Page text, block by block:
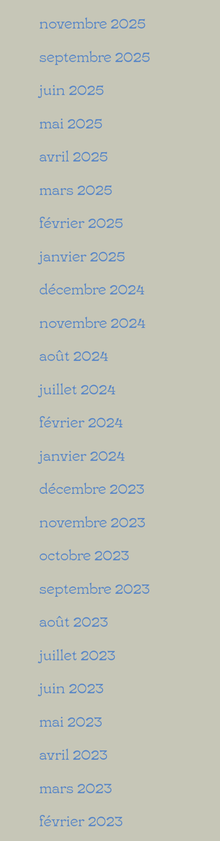
novembre 2025
septembre 2025
juin 2025
mai 2025
avril 2025
mars 2025
février 2025
janvier 2025
décembre 2024
novembre 2024
août 2024
juillet 2024
février 2024
janvier 2024
décembre 2023
novembre 2023
octobre 2023
septembre 2023
août 2023
juillet 2023
juin 2023
mai 2023
avril 2023
mars 2023
février 2023